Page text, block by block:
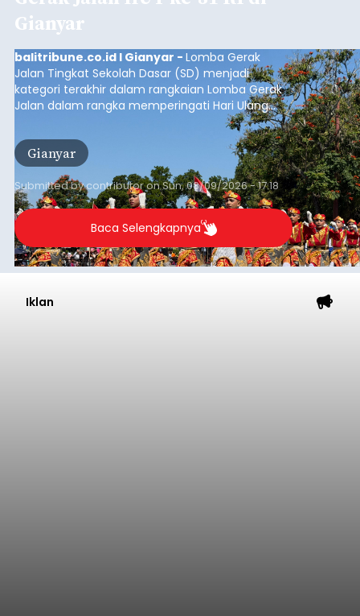
Gianyar
balitribune.co.id I Gianyar - Lomba Gerak
Jalan Tingkat Sekolah Dasar (SD) menjadi
kategori terakhir dalam rangkaian Lomba Gerak
Jalan dalam rangka memperingati Hari Ulang
Tahun (HUT) ke-81 Kemerdekaan Republik
Indonesia Tahun 2026 di Kabupaten Gianyar.
Gianyar
Submitted bycontributoronSun, 08/09/2026 - 17:18
Baca Selengkapnya
Iklan